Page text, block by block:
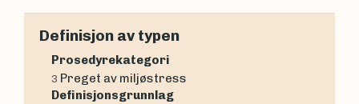
Definisjon av typen
Prosedyrekategori
3 Preget av miljøstress
Definisjonsgrunnlag